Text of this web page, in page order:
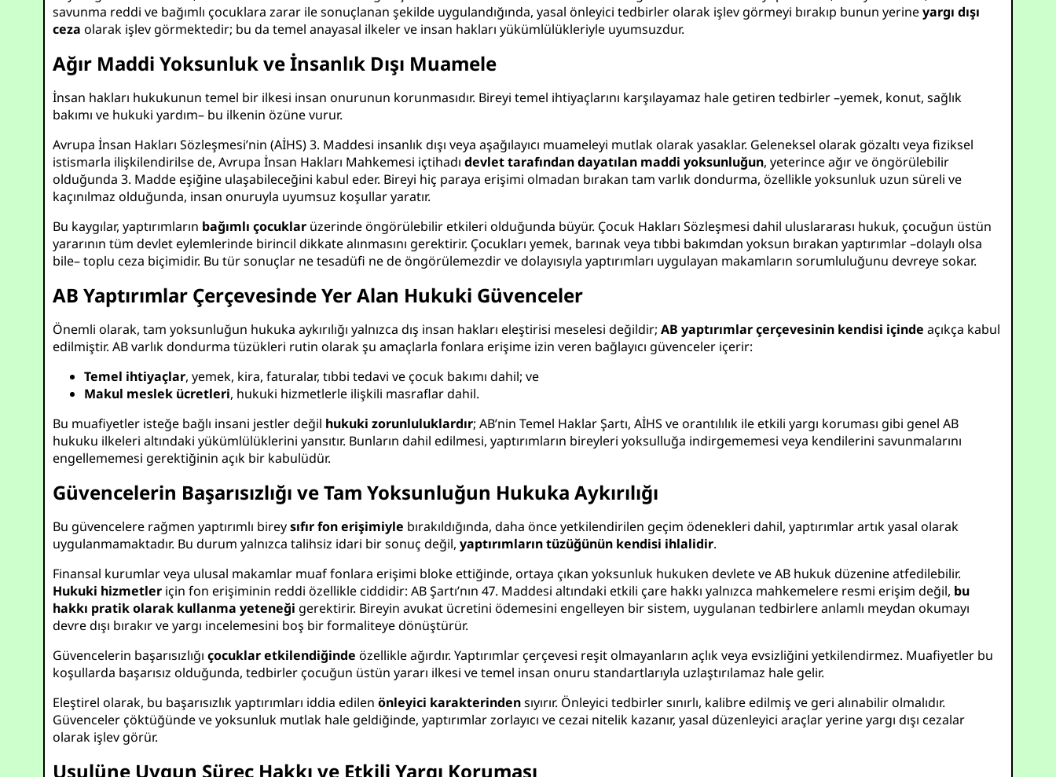
savunma reddi ve bağımlı çocuklara zarar ile sonuçlanan şekilde uygulandığında, yasal önleyici tedbirler olarak işlev görmeyi bırakıp bunun yerineyargı dışı
ceza olarak işlev görmektedir; bu da temel anayasal ilkeler ve insan hakları yükümlülükleriyle uyumsuzdur.
Ağır Maddi Yoksunluk ve İnsanlık Dışı Muamele
İnsan hakları hukukunun temel bir ilkesi insan onurunun korunmasıdır. Bireyi temel ihtiyaçlarını karşılayamaz hale getiren tedbirler –yemek, konut, sağlık
bakımı ve hukuki yardım– bu ilkenin özüne vurur.
Avrupa İnsan Hakları Sözleşmesi’nin (AİHS) 3. Maddesi insanlık dışı veya aşağılayıcı muameleyi mutlak olarak yasaklar. Geleneksel olarak gözaltı veya fiziksel
istismarla ilişkilendirilse de, Avrupa İnsan Hakları Mahkemesi içtihadıdevlet tarafından dayatılan maddi yoksunluğun, yeterince ağır ve öngörülebilir
olduğunda 3. Madde eşiğine ulaşabileceğini kabul eder. Bireyi hiç paraya erişimi olmadan bırakan tam varlık dondurma, özellikle yoksunluk uzun süreli ve
kaçınılmaz olduğunda, insan onuruyla uyumsuz koşullar yaratır.
Bu kaygılar, yaptırımların bağımlı çocuklar üzerinde öngörülebilir etkileri olduğunda büyür. Çocuk Hakları Sözleşmesi dahil uluslararası hukuk, çocuğun üstün
yararının tüm devlet eylemlerinde birincil dikkate alınmasını gerektirir. Çocukları yemek, barınak veya tıbbi bakımdan yoksun bırakan yaptırımlar –dolaylı olsa
bile– toplu ceza biçimidir. Bu tür sonuçlar ne tesadüfi ne de öngörülemezdir ve dolayısıyla yaptırımları uygulayan makamların sorumluluğunu devreye sokar.
AB Yaptırımlar Çerçevesinde Yer Alan Hukuki Güvenceler
Önemli olarak, tam yoksunluğun hukuka aykırılığı yalnızca dış insan hakları eleştirisi meselesi değildir;AB yaptırımlar çerçevesinin kendisi içinde açıkça kabul
edilmiştir. AB varlık dondurma tüzükleri rutin olarak şu amaçlarla fonlara erişime izin veren bağlayıcı güvenceler içerir:
Temel ihtiyaçlar, yemek, kira, faturalar, tıbbi tedavi ve çocuk bakımı dahil; ve
Makul meslek ücretleri, hukuki hizmetlerle ilişkili masraflar dahil.
Bu muafiyetler isteğe bağlı insani jestler değil hukuki zorunluluklardır; AB’nin Temel Haklar Şartı, AİHS ve orantılılık ile etkili yargı koruması gibi genel AB
hukuku ilkeleri altındaki yükümlülüklerini yansıtır. Bunların dahil edilmesi, yaptırımların bireyleri yoksulluğa indirgememesi veya kendilerini savunmalarını
engellememesi gerektiğinin açık bir kabulüdür.
Güvencelerin Başarısızlığı ve Tam Yoksunluğun Hukuka Aykırılığı
Bu güvencelere rağmen yaptırımlı bireysıfır fon erişimiyle bırakıldığında, daha önce yetkilendirilen geçim ödenekleri dahil, yaptırımlar artık yasal olarak
uygulanmamaktadır. Bu durum yalnızca talihsiz idari bir sonuç değil,yaptırımların tüzüğünün kendisi ihlalidir.
Finansal kurumlar veya ulusal makamlar muaf fonlara erişimi bloke ettiğinde, ortaya çıkan yoksunluk hukuken devlete ve AB hukuk düzenine atfedilebilir.
Hukuki hizmetler için fon erişiminin reddi özellikle ciddidir: AB Şartı’nın 47. Maddesi altındaki etkili çare hakkı yalnızca mahkemelere resmi erişim değil, bu
hakkı pratik olarak kullanma yeteneği gerektirir. Bireyin avukat ücretini ödemesini engelleyen bir sistem, uygulanan tedbirlere anlamlı meydan okumayı
devre dışı bırakır ve yargı incelemesini boş bir formaliteye dönüştürür.
Güvencelerin başarısızlığıçocuklar etkilendiğinde özellikle ağırdır. Yaptırımlar çerçevesi reşit olmayanların açlık veya evsizliğini yetkilendirmez. Muafiyetler bu
koşullarda başarısız olduğunda, tedbirler çocuğun üstün yararı ilkesi ve temel insan onuru standartlarıyla uzlaştırılamaz hale gelir.
Eleştirel olarak, bu başarısızlık yaptırımları iddia edilenönleyici karakterindensıyırır. Önleyici tedbirler sınırlı, kalibre edilmiş ve geri alınabilir olmalıdır.
Güvenceler çöktüğünde ve yoksunluk mutlak hale geldiğinde, yaptırımlar zorlayıcı ve cezai nitelik kazanır, yasal düzenleyici araçlar yerine yargı dışı cezalar
olarak işlev görür.
Usulüne Uygun Süreç Hakkı ve Etkili Yargı Koruması